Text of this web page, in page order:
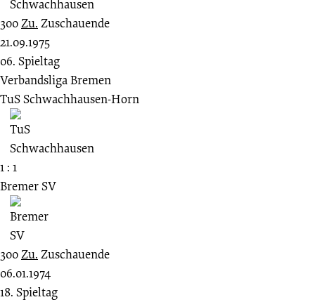
300Zu. Zuschauende
21.09.1975
06. Spieltag
Verbandsliga Bremen
TuS Schwachhausen-Horn
1 : 1
Bremer SV
300Zu. Zuschauende
06.01.1974
18. Spieltag